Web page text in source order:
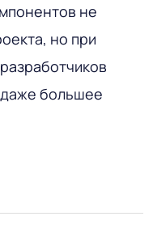
не
но при
даже большее